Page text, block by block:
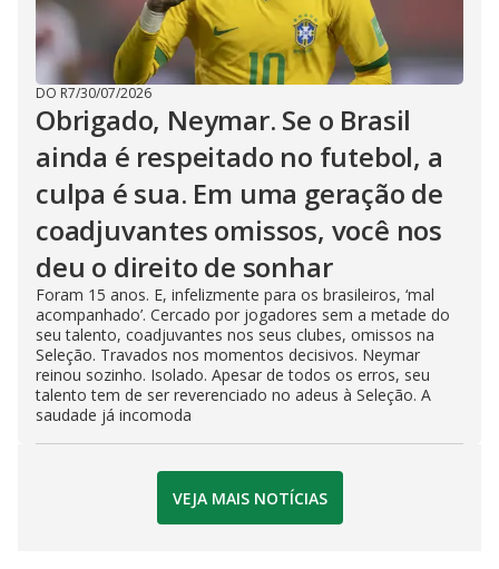
DO R7/30/07/2026
Obrigado, Neymar. Se o Brasil
ainda é respeitado no futebol, a
culpa é sua. Em uma geração de
coadjuvantes omissos, você nos
deu o direito de sonhar
Foram 15 anos. E, infelizmente para os brasileiros, ‘mal
acompanhado’. Cercado por jogadores sem a metade do
seu talento, coadjuvantes nos seus clubes, omissos na
Seleção. Travados nos momentos decisivos. Neymar
reinou sozinho. Isolado. Apesar de todos os erros, seu
talento tem de ser reverenciado no adeus à Seleção. A
saudade já incomoda
VEJA MAIS NOTÍCIAS